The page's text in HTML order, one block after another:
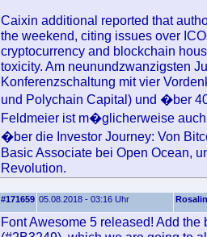
Caixin additional reported that
the weekend, citing issues over
cryptocurrency and blockchain
toxicity. Am neunundzwanzigsten
Konferenzschaltung mit vier
und Polychain Capital) und �ber
Feldmeier ist m�glicherweise
�ber die Investor Journey: Von
Basic Associate bei Open Ocean,
Revolution.
#171659 05.08.2018 - 03:16 Uhr
Font Awesome 5 released! Add